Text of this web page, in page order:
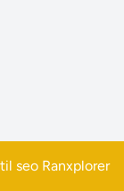
seo Ranxplorer